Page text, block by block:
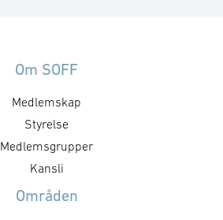
Om SOFF
Medlemskap
Styrelse
Medlemsgrupper
Kansli
Områden